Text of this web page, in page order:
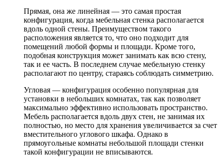
Прямая, она же линейная — это самая простая
конфигурация, когда мебельная стенка располагается
вдоль одной стены. Преимуществом такого
расположения является то, что оно подходит для
помещений любой формы и площади. Кроме того,
подобная конструкция может занимать как всю стену,
так и ее часть. В последнем случае мебельную стенку
располагают по центру, стараясь соблюдать симметрию.
Угловая — конфигурация особенно популярная для
установки в небольших комнатах, так как позволяет
максимально эффективно использовать пространство.
Мебель располагается вдоль двух стен, не занимая их
полностью, но место для хранения увеличивается за счет
вместительного углового шкафа. Однако в
прямоугольные комнаты небольшой площади стенки
такой конфигурации не вписываются.